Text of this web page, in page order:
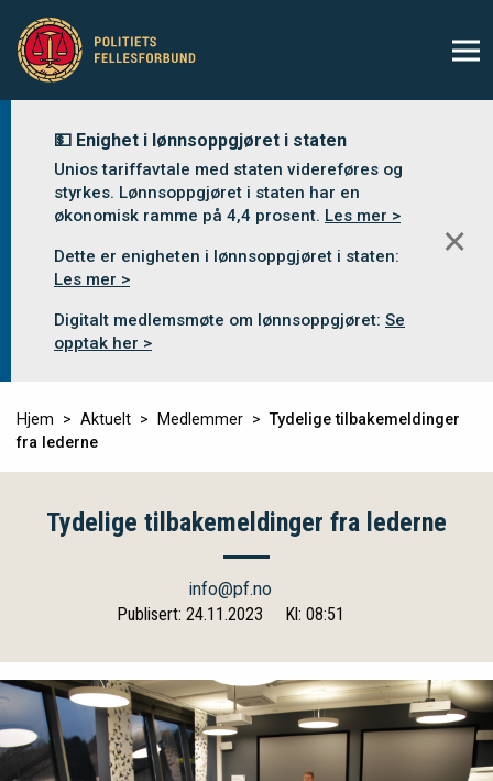
💵 Enighet i lønnsoppgjøret i staten
Unios tariffavtale med staten videreføres og
styrkes. Lønnsoppgjøret i staten har en
økonomisk ramme på 4,4 prosent. Les mer >
Dette er enigheten i lønnsoppgjøret i staten:
Les mer >
Digitalt medlemsmøte om lønnsoppgjøret: Se
opptak her >
✕
Hjem Aktuelt Medlemmer
Tydelige tilbakemeldinger
fra lederne
Tydelige tilbakemeldinger fra lederne
info@pf.no
Publisert: 24.11.2023
Kl: 08:51